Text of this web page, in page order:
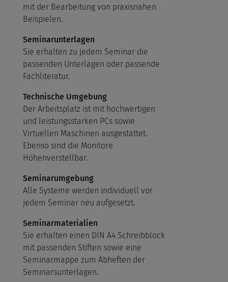
mit der Bearbeitung von praxisnahen
Beispielen.
Seminarunterlagen
Sie erhalten zu jedem Seminar die
passenden Unterlagen oder passende
Fachliteratur.
Technische Umgebung
Der Arbeitsplatz ist mit hochwertigen
und leistungsstarken PCs sowie
Virtuellen Maschinen ausgestattet.
Ebenso sind die Monitore
Höhenverstellbar.
Seminarumgebung
Alle Systeme werden individuell vor
jedem Seminar neu aufgesetzt.
Seminarmaterialien
Sie erhalten einen DIN A4 Schreibblock
mit passenden Stiften sowie eine
Seminarmappe zum Abheften der
Seminarsunterlagen.